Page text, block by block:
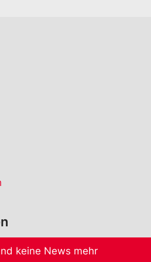
keine News mehr